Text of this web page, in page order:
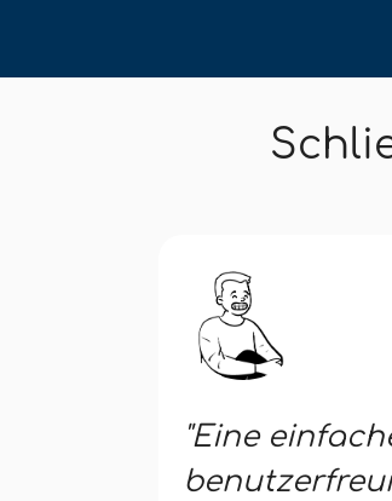
"Eine